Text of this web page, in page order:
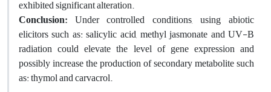
exhibited significant alteration.
Conclusion: Under controlled conditions, using abiotic
elicitors such as: salicylic acid, methyl jasmonate and UV-B
radiation could elevate the level of gene expression and
possibly increase the production of secondary metabolite such
as: thymol and carvacrol.